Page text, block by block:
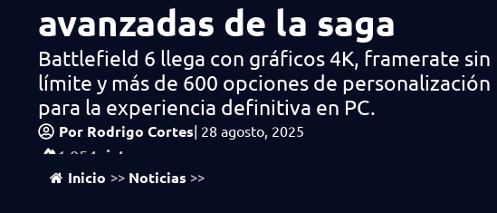
avanzadas de la saga
Battlefield 6 llega con gráficos 4K, framerate sin
límite y más de 600 opciones de personalización
para la experiencia definitiva en PC.
Por Rodrigo Cortes| 28 agosto, 2025
1,054 vistas
Inicio >> Noticias >>